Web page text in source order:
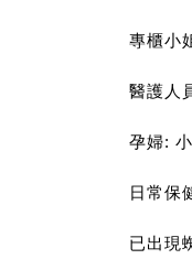
專櫃小
醫護人
孕婦:
日常保
已出現